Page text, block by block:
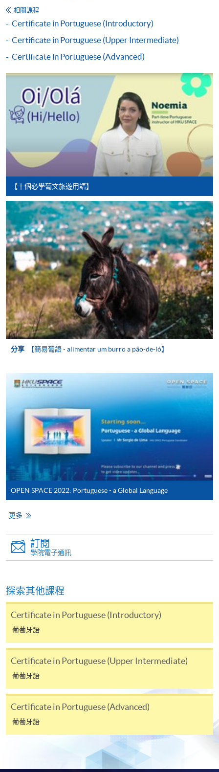
申請
網上報名 立即報名
報名辦法
網上報名服務
香港大學專業進修學院提供24小時網上報名及繳費服
務，申請人可通過網上申請個別學歷頒授課程和報讀
大部份公開招生的課程(以先到先得形式報名的課程)。
申請人可在網上使用「繳費靈」(PPS) (不適用於手
機)、VISA 或 Mastercard。除上述支付方式之外，如就
讀學歷頒授課程設有網上服務，在學學員亦可以「微
信支付」(Online WeChat Pay) 、「支付寶」(Online
Alipay) 或 「轉數快」(FPS) 繳付學費。
報讀新課程
填寫網上報名表格
申請人可按該課程網頁的右上角的
圖示進入網上服務網頁，然
某些課程須甄選入學，並要求申請人上載課程網頁
中指定所須文件(如學歷證明)。系統只支援doc,
docx, jpg 和pdf格式之附件。
繳交所需費用
申請人可使用以下方式繳交報名費或課程費用:
繳費靈網上服務- 申請人須先開立繳費靈戶口及設
*信用咭網上繳費服務
Mastercard（包括「香港大學專業進修學院
*香港大學專業進修學院Mastercard卡
月免息分期付款優惠，必須親臨本學院設有報名服務的教
學中心作付款安排。
如欲了解如何於網上報讀新課程及繳費，請瀏覽網上
-短期課程
-個別學歷頒授課程
報讀同一學歷頒授課程內其他單元
個別課程為須報讀同一學歷頒授課程及其他單元或繳
交下期學費的學員，提供網上服務，如學員就讀的課
相關課程
Certificate in Portuguese (Introductory)
Certificate in Portuguese (Upper Intermediate)
Certificate in Portuguese (Advanced)
【十個必學葡文旅遊用語】
分享 【簡易葡語 - alimentar um burro a pão-de-ló】
OPEN SPACE 2022: Portuguese - a Global Language
更多
訂閱
學院電子通訊
探索其他課程
Certificate in Portuguese (Introductory)
葡萄牙語
Certificate in Portuguese (Upper Intermediate)
葡萄牙語
Certificate in Portuguese (Advanced)
葡萄牙語